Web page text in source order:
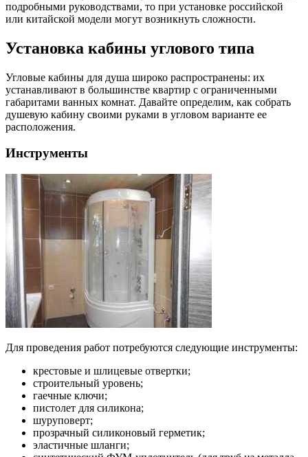
подробными руководствами, то при установке российской
или китайской модели могут возникнуть сложности.
Установка кабины углового типа
Угловые кабины для душа широко распространены: их
устанавливают в большинстве квартир с ограниченными
габаритами ванных комнат. Давайте определим, как собрать
душевую кабину своими руками в угловом варианте ее
расположения.
Инструменты
Для проведения работ потребуются следующие инструменты:
крестовые и шлицевые отвертки;
строительный уровень;
гаечные ключи;
пистолет для силикона;
шуруповерт;
прозрачный силиконовый герметик;
эластичные шланги;